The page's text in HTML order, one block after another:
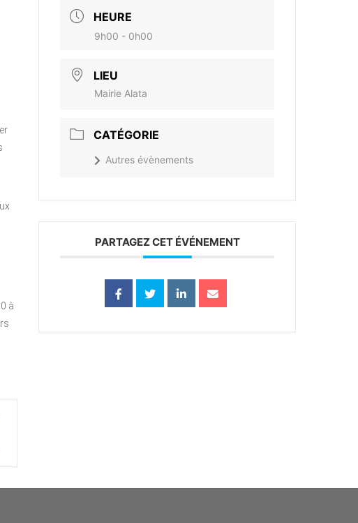
à
HEURE
9h00 - 0h00
LIEU
Mairie Alata
CATÉGORIE
Autres évènements
PARTAGEZ CET ÉVÉNEMENT